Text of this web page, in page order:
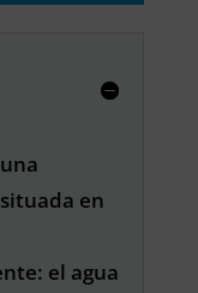
en
el agua